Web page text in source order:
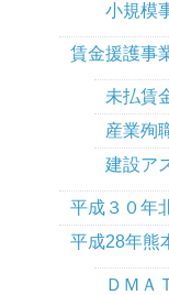
小規模
賃金援護事
未払賃
産業殉
建設ア
平成３０年
平成28年熊
ＤＭＡ